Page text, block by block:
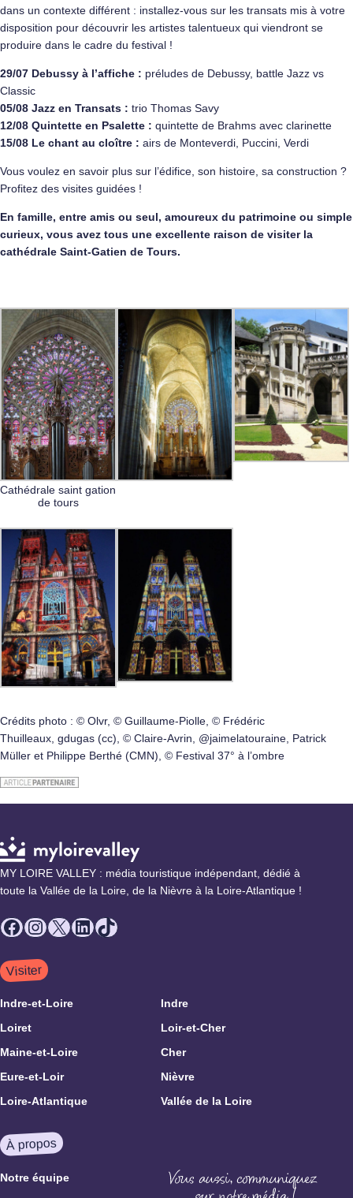
dans un contexte différent : installez-vous sur les transats mis à votre
disposition pour découvrir les artistes talentueux qui viendront se
produire dans le cadre du festival !
29/07 Debussy à l’affiche : préludes de Debussy, battle Jazz vs
Classic
05/08 Jazz en Transats : trio Thomas Savy
12/08 Quintette en Psalette : quintette de Brahms avec clarinette
15/08 Le chant au cloître : airs de Monteverdi, Puccini, Verdi
Vous voulez en savoir plus sur l’édifice, son histoire, sa construction ?
Profitez des visites guidées !
En famille, entre amis ou seul, amoureux du patrimoine ou simple
curieux, vous avez tous une excellente raison de visiter la
cathédrale Saint-Gatien de Tours.
Cathédrale saint gation
de tours
Crédits photo : © Olvr, © Guillaume-Piolle, © Frédéric
Thuilleaux, gdugas (cc), © Claire-Avrin, @jaimelatouraine, Patrick
Müller et Philippe Berthé (CMN), © Festival 37° à l’ombre
MY LOIRE VALLEY : média touristique indépendant, dédié à
toute la Vallée de la Loire, de la Nièvre à la Loire-Atlantique !
Facebook
Instagram
X LinkedIn
TikTok
Visiter
Indre-et-Loire
Indre
Loiret
Loir-et-Cher
Maine-et-Loire
Cher
Eure-et-Loir
Nièvre
Loire-Atlantique
Vallée de la Loire
À propos
Notre équipe